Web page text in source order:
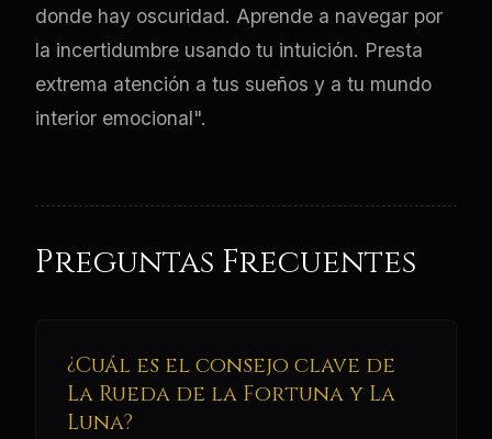
donde hay oscuridad. Aprende a navegar por
la incertidumbre usando tu intuición. Presta
extrema atención a tus sueños y a tu mundo
interior emocional".
Preguntas Frecuentes
¿Cuál es el consejo clave de
La Rueda de la Fortuna y La
Luna?